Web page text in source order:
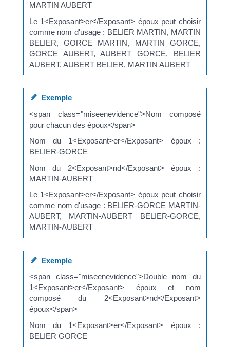
MARTIN AUBERT
Le 1<Exposant>er</Exposant> époux peut choisir
comme nom d'usage : BELIER MARTIN, MARTIN
BELIER, GORCE MARTIN, MARTIN GORCE,
GORCE AUBERT, AUBERT GORCE, BELIER
AUBERT, AUBERT BELIER, MARTIN AUBERT
Exemple
<span class="miseenevidence">Nom composé
pour chacun des époux</span>
Nom du 1<Exposant>er</Exposant> époux :
BELIER-GORCE
Nom du 2<Exposant>nd</Exposant> époux :
MARTIN-AUBERT
Le 1<Exposant>er</Exposant> époux peut choisir
comme nom d'usage : BELIER-GORCE MARTIN-
AUBERT, MARTIN-AUBERT BELIER-GORCE,
MARTIN-AUBERT
Exemple
<span class="miseenevidence">Double nom du
1<Exposant>er</Exposant> époux et nom
composé du 2<Exposant>nd</Exposant>
époux</span>
Nom du 1<Exposant>er</Exposant> époux :
BELIER GORCE